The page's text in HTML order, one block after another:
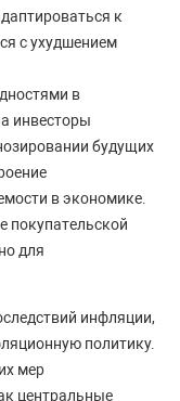
к
с ухудшением
в
инвесторы
будущих
в экономике.
покупательской
для
инфляции,
политику.
мер
центральные